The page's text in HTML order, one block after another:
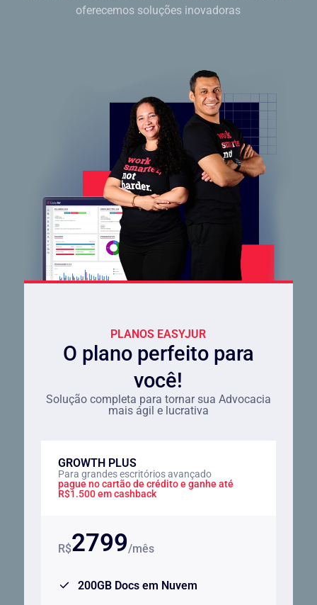
oferecemos soluções inovadoras
PLANOS EASYJUR
O plano perfeito para
você!
Solução completa para tornar sua Advocacia
mais ágil e lucrativa
GROWTH PLUS
Para grandes escritórios avançado
pague no cartão de crédito e ganhe até
R$1.500 em cashback
R$2799/mês
200GB Docs em Nuvem